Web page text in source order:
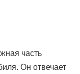
часть
Он отвечает